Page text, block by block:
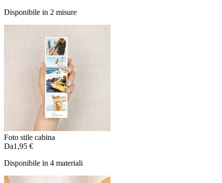
Disponibile in 2 misure
Foto stile cabina
Da1,95 €
Disponibile in 4 materiali